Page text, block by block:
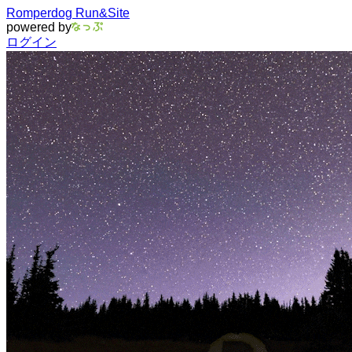
Romperdog Run&Site
powered by
ログイン